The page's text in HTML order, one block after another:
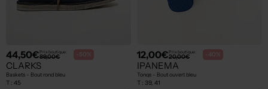
44,50€Prix boutique :
89,00€ -50%
CLARKS
Baskets - Bout rond bleu
T : 45
12,00€Prix boutique :
20,00€ -40%
IPANEMA
Tongs - Bout ouvert bleu
T : 39, 41